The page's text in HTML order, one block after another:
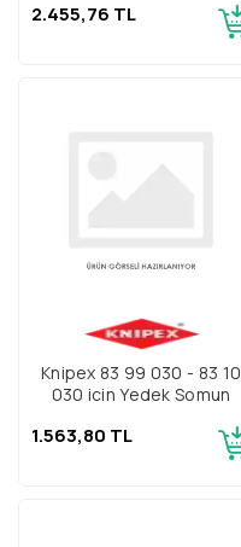
2.455,76 TL
Knipex 83 99 030 - 83 10
030 için Yedek Somun
1.563,80 TL